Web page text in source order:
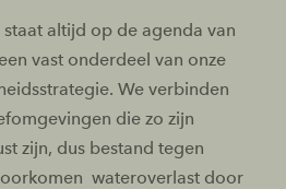
staat altijd op de agenda van
vast onderdeel van onze
We verbinden
die zo zijn
zijn, dus bestand tegen
wateroverlast door